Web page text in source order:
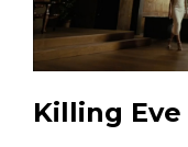
Killing Eve